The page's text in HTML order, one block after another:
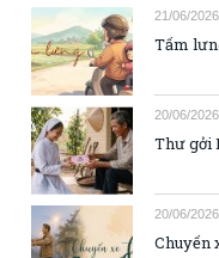
21/06/2026
Tấm
20/06/2026
Thư gởi
20/06/2026
Chuyến